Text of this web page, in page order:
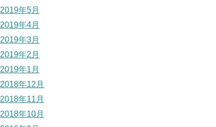
2019年5月
2019年4月
2019年3月
2019年2月
2019年1月
2018年12月
2018年11月
2018年10月